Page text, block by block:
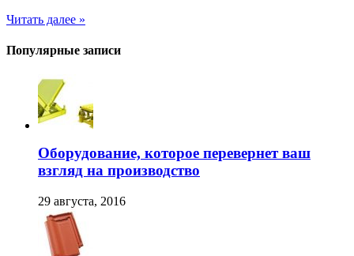
Читать далее »
Популярные записи
Оборудование, которое перевернет ваш
взгляд на производство
29 августа, 2016